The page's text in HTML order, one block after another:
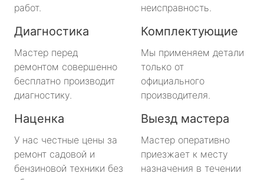
работ.
неисправность.
Диагностика
Мастер перед
ремонтом совершенно
бесплатно производит
диагностику.
Комплектующие
Мы применяем детали
только от
официального
производителя.
Наценка
У нас честные цены за
ремонт садовой и
бензиновой техники без
Выезд мастера
Мастер оперативно
приезжает к месту
назначения в течении